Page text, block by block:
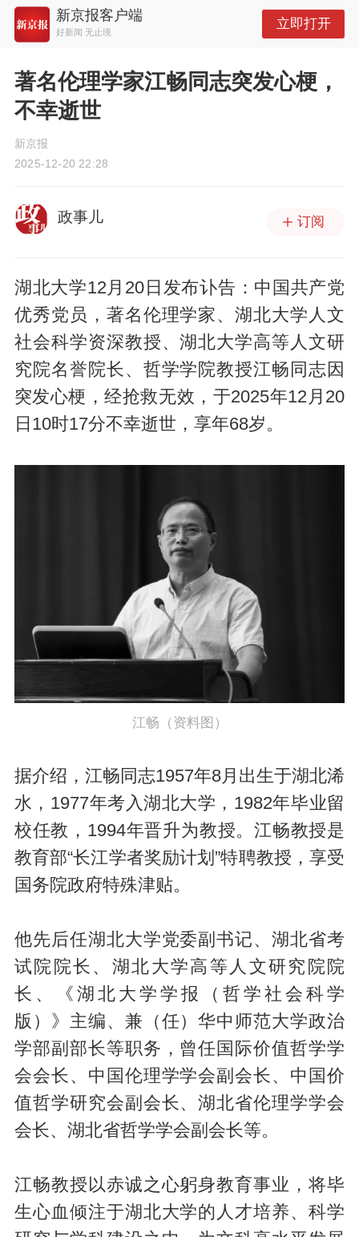
新京报客户端
好新闻 无止境
立即打开
著名伦理学家江畅同志突发心梗，
不幸逝世
新京报
2025-12-20 22:28
政事儿 订阅
湖北大学12月20日发布讣告：中国共产党
优秀党员，著名伦理学家、湖北大学人文
社会科学资深教授、湖北大学高等人文研
究院名誉院长、哲学学院教授江畅同志因
突发心梗，经抢救无效，于2025年12月20
日10时17分不幸逝世，享年68岁。
江畅（资料图）
据介绍，江畅同志1957年8月出生于湖北浠
水，1977年考入湖北大学，1982年毕业留
校任教，1994年晋升为教授。江畅教授是
教育部“长江学者奖励计划”特聘教授，享受
国务院政府特殊津贴。
他先后任湖北大学党委副书记、湖北省考
试院院长、湖北大学高等人文研究院院
长、《湖北大学学报（哲学社会科学
版）》主编、兼（任）华中师范大学政治
学部副部长等职务，曾任国际价值哲学学
会会长、中国伦理学学会副会长、中国价
值哲学研究会副会长、湖北省伦理学学会
会长、湖北省哲学学会副会长等。
江畅教授以赤诚之心躬身教育事业，将毕
生心血倾注于湖北大学的人才培养、科学